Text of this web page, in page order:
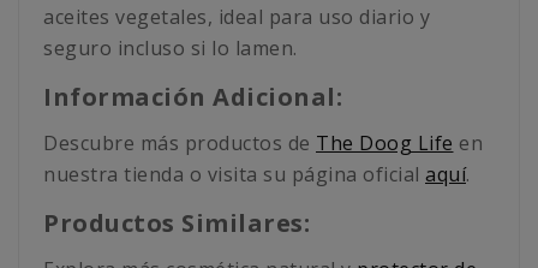
aceites vegetales, ideal para uso diario y
seguro incluso si lo lamen.
Información Adicional:
Descubre más productos de The Doog Life en
nuestra tienda o visita su página oficial aquí.
Productos Similares: